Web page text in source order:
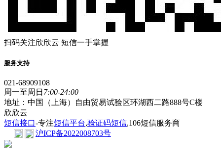
扫码关注欣欣云 短信一手掌握
服务支持
021-68909108
周一至周日 7:00-24:00
地址：中国（上海）自由贸易试验区环湖西二路888号C楼
欣欣云
短信接口-专注短信平台,验证码短信,106短信服务商
沪ICP备2022008703号